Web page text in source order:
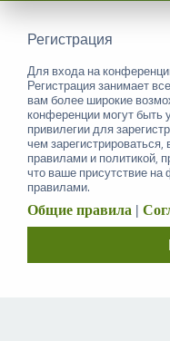
Регистрация
Для входа на
Регистрация занимает
вам более широкие
конференции могут быть
привилегии для
чем
правилами и политикой,
что ваше присутствие
правилами.
Общие правила |